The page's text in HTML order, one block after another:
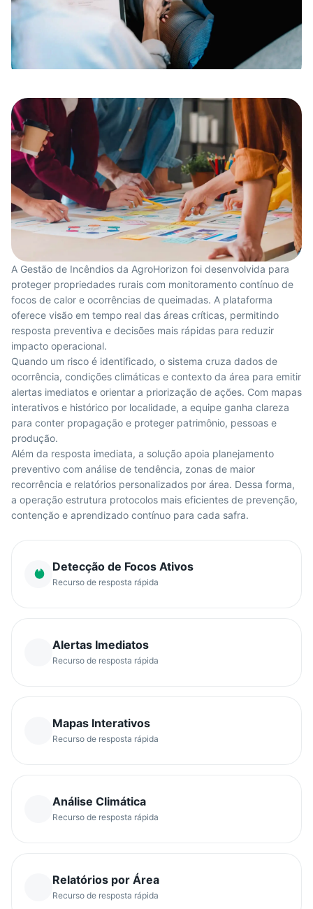
A Gestão de Incêndios da AgroHorizon foi desenvolvida para
proteger propriedades rurais com monitoramento contínuo de
focos de calor e ocorrências de queimadas. A plataforma
oferece visão em tempo real das áreas críticas, permitindo
resposta preventiva e decisões mais rápidas para reduzir
impacto operacional.
Quando um risco é identificado, o sistema cruza dados de
ocorrência, condições climáticas e contexto da área para emitir
alertas imediatos e orientar a priorização de ações. Com mapas
interativos e histórico por localidade, a equipe ganha clareza
para conter propagação e proteger patrimônio, pessoas e
produção.
Além da resposta imediata, a solução apoia planejamento
preventivo com análise de tendência, zonas de maior
recorrência e relatórios personalizados por área. Dessa forma,
a operação estrutura protocolos mais eficientes de prevenção,
contenção e aprendizado contínuo para cada safra.
Detecção de Focos Ativos
Recurso de resposta rápida
Alertas Imediatos
Recurso de resposta rápida
Mapas Interativos
Recurso de resposta rápida
Análise Climática
Recurso de resposta rápida
Relatórios por Área
Recurso de resposta rápida